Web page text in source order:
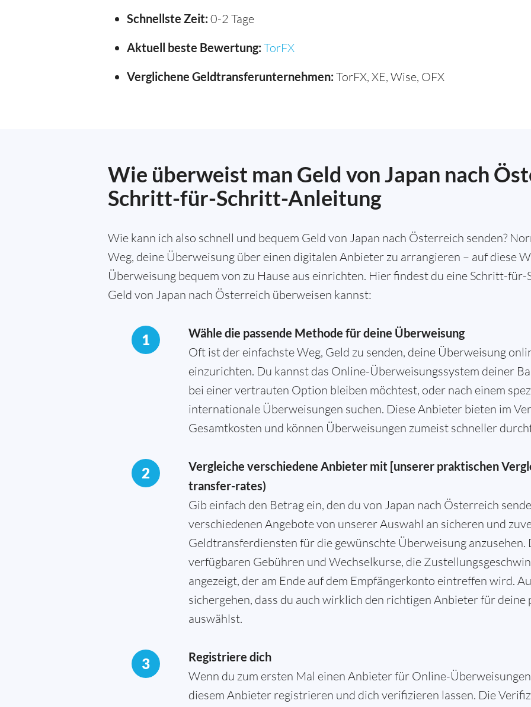
Schnellste Zeit: 0-2 Tage
Aktuell beste Bewertung: TorFX
Verglichene Geldtransferunternehmen: TorFX, XE, Wise, OFX
Wie überweist man Geld von Japan nach
Schritt-für-Schritt-Anleitung
Wie kann ich also schnell und bequem Geld von Japan nach Österreich senden?
Weg, deine Überweisung über einen digitalen Anbieter zu arrangieren – auf diese
Überweisung bequem von zu Hause aus einrichten. Hier findest du eine Schritt-
Geld von Japan nach Österreich überweisen kannst:
1 Wähle die passende Methode für deine Überweisung
Oft ist der einfachste Weg, Geld zu senden, deine Überweisung
einzurichten. Du kannst das Online-Überweisungssystem deiner
bei einer vertrauten Option bleiben möchtest, oder nach einem
internationale Überweisungen suchen. Diese Anbieter bieten im
Gesamtkosten und können Überweisungen zumeist schneller
2
Vergleiche verschiedene Anbieter mit [unserer praktischen
transfer-rates)
Gib einfach den Betrag ein, den du von Japan nach Österreich
verschiedenen Angebote von unserer Auswahl an sicheren und
Geldtransferdiensten für die gewünschte Überweisung anzusehen.
verfügbaren Gebühren und Wechselkurse, die
angezeigt, der am Ende auf dem Empfängerkonto eintreffen wird.
sichergehen, dass du auch wirklich den richtigen Anbieter für
auswählst.
3 Registriere dich
Wenn du zum ersten Mal einen Anbieter für Online-
diesem Anbieter registrieren und dich verifizieren lassen. Die